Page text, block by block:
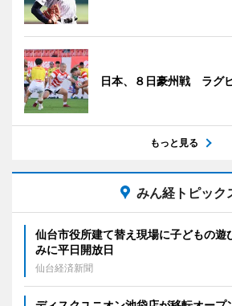
日本、８日豪州戦 ラグ
もっと見る
みん経トピック
仙台市役所建て替え現場に子どもの
みに平日開放日
仙台経済新聞